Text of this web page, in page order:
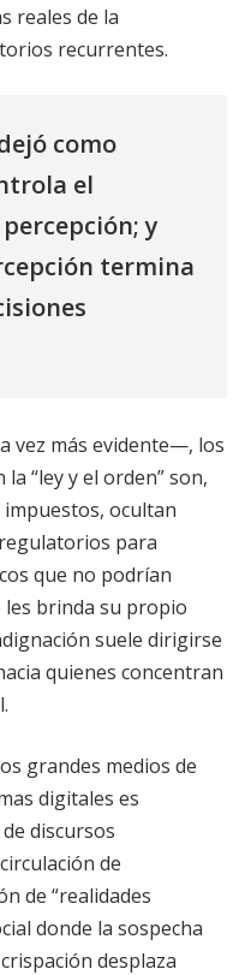
reales de la
recurrentes.
como
el
y
termina
vez más evidente—, los
“ley y el orden” son,
ocultan
para
que no podrían
les brinda su propio
suele dirigirse
quienes concentran
grandes medios de
digitales es
discursos
de
de “realidades
donde la sospecha
desplaza